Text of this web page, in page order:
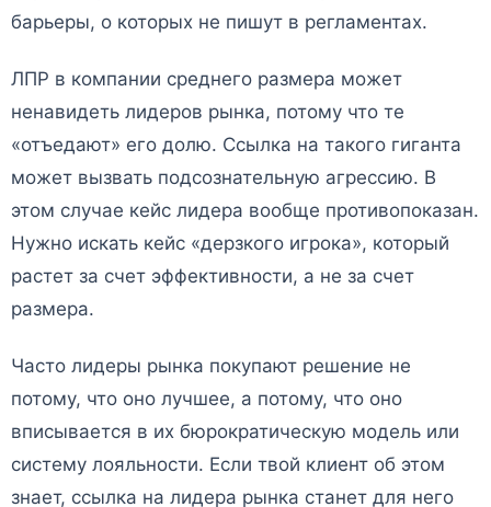
барьеры, о которых не пишут в регламентах.
ЛПР в компании среднего размера может
ненавидеть лидеров рынка, потому что те
«отъедают» его долю. Ссылка на такого гиганта
может вызвать подсознательную агрессию. В
этом случае кейс лидера вообще противопоказан.
Нужно искать кейс «дерзкого игрока», который
растет за счет эффективности, а не за счет
размера.
Часто лидеры рынка покупают решение не
потому, что оно лучшее, а потому, что оно
вписывается в их бюрократическую модель или
систему лояльности. Если твой клиент об этом
знает, ссылка на лидера рынка станет для него